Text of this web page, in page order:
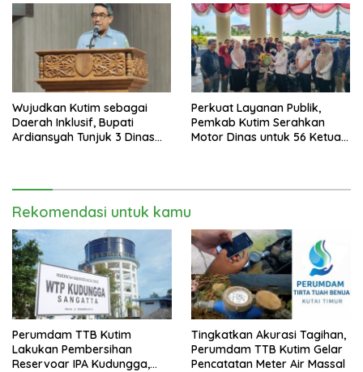
Wujudkan Kutim sebagai
Daerah Inklusif, Bupati
Ardiansyah Tunjuk 3 Dinas
Perkuat Layanan Publik,
Pemkab Kutim Serahkan
Motor Dinas untuk 56 Ketua
Rekomendasi untuk kamu
Perumdam TTB Kutim
Lakukan Pembersihan
Reservoar IPA Kudungga,
Tingkatkan Akurasi Tagihan,
Perumdam TTB Kutim Gelar
Pencatatan Meter Air Massal